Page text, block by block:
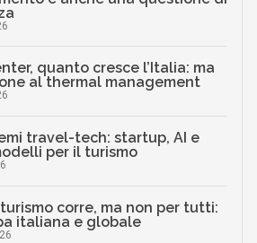
quanto cresce l’Italia: ma
al thermal management
travel-tech: startup, AI e
per il turismo
turismo corre, ma non per tutti:
italiana e globale